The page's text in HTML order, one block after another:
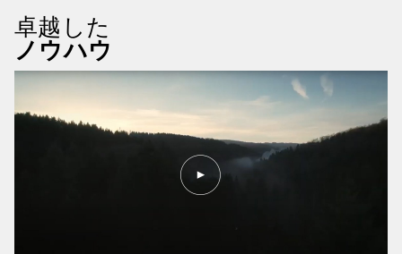
卓越した
ノウハウ
PLAY
VIDEO
KNOW-